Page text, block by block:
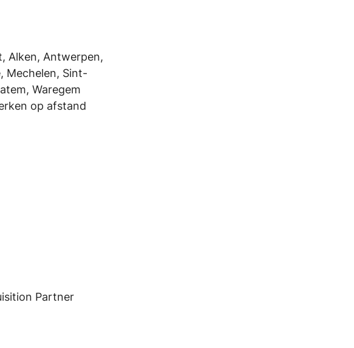
Alken, Antwerpen,
Mechelen, Sint-
Waregem
op afstand
Partner